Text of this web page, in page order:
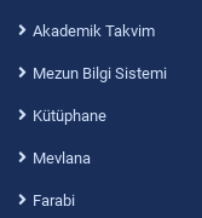
Akademik Takvim
Mezun Bilgi Sistemi
Kütüphane
Mevlana
Farabi